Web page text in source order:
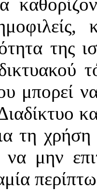
της
μπορεί
τη
να μην